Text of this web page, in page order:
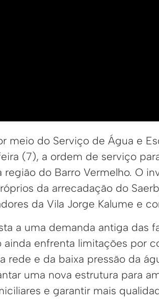
meio do Serviço de Água e
(7), a ordem de serviço
do Barro Vermelho. O
da arrecadação do
da Vila Jorge Kalume e
a uma demanda antiga das
enfrenta limitações por
rede e da baixa pressão da
uma nova estrutura para
e garantir mais